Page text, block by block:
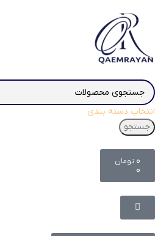
انتخاب دسته بندی
جستجو
۰ تومان
0